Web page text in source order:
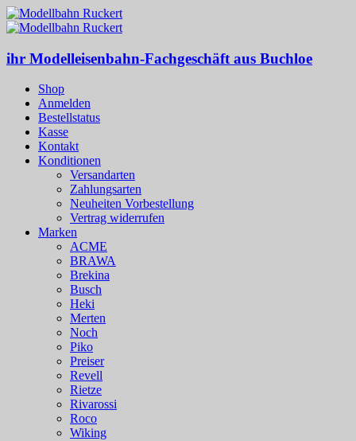
ihr Modelleisenbahn-Fachgeschäft aus Buchloe
Shop
Anmelden
Bestellstatus
Kasse
Kontakt
Konditionen
Versandarten
Zahlungsarten
Neuheiten Vorbestellung
Vertrag widerrufen
Marken
ACME
BRAWA
Brekina
Busch
Heki
Merten
Noch
Piko
Preiser
Revell
Rietze
Rivarossi
Roco
Wiking